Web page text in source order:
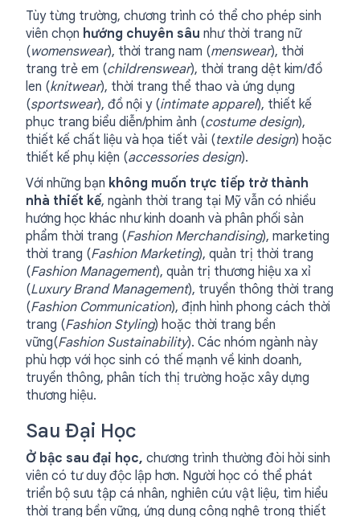
Tùy từng trường, chương trình có thể cho phép sinh
viên chọn hướng chuyên sâu như thời trang nữ
(womenswear), thời trang nam (menswear), thời
trang trẻ em (childrenswear), thời trang dệt kim/đồ
len (knitwear), thời trang thể thao và ứng dụng
(sportswear), đồ nội y (intimate apparel), thiết kế
phục trang biểu diễn/phim ảnh (costume design),
thiết kế chất liệu và họa tiết vải (textile design) hoặc
thiết kế phụ kiện (accessories design).
Với những bạn không muốn trực tiếp trở thành
nhà thiết kế, ngành thời trang tại Mỹ vẫn có nhiều
hướng học khác như kinh doanh và phân phối sản
phẩm thời trang (Fashion Merchandising), marketing
thời trang (Fashion Marketing), quản trị thời trang
(Fashion Management), quản trị thương hiệu xa xỉ
(Luxury Brand Management), truyền thông thời trang
(Fashion Communication), định hình phong cách thời
trang (Fashion Styling) hoặc thời trang bền
vững(Fashion Sustainability). Các nhóm ngành này
phù hợp với học sinh có thế mạnh về kinh doanh,
truyền thông, phân tích thị trường hoặc xây dựng
thương hiệu.
Sau Đại Học
Ở bậc sau đại học, chương trình thường đòi hỏi sinh
viên có tư duy độc lập hơn. Người học có thể phát
triển bộ sưu tập cá nhân, nghiên cứu vật liệu, tìm hiểu
thời trang bền vững, ứng dụng công nghệ trong thiết